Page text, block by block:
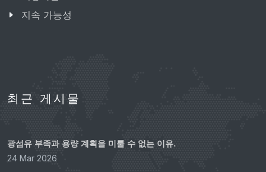
지속 가능성
최근 게시물
광섬유 부족과 용량 계획을 미룰 수 없는 이유.
24 Mar 2026